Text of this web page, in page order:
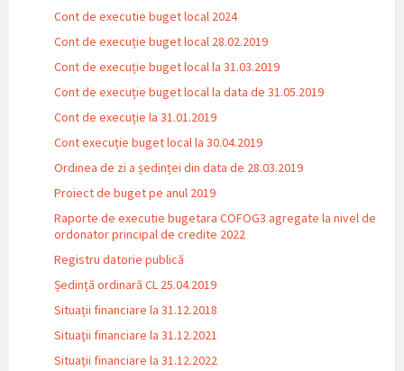
Cont de executie buget local 2024
Cont de execuție buget local 28.02.2019
Cont de execuție buget local la 31.03.2019
Cont de execuție buget local la data de 31.05.2019
Cont de execuție la 31.01.2019
Cont execuție buget local la 30.04.2019
Ordinea de zi a ședinței din data de 28.03.2019
Proiect de buget pe anul 2019
Raporte de executie bugetara COFOG3 agregate la nivel de
ordonator principal de credite 2022
Registru datorie publică
Ședință ordinară CL 25.04.2019
Situații financiare la 31.12.2018
Situaţii financiare la 31.12.2021
Situaţii financiare la 31.12.2022